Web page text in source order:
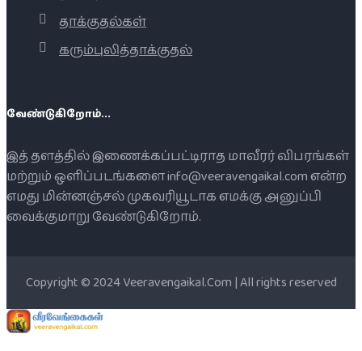
தாக்குதல்கள்
கரும்புலித்தாக்குதல்
வேண்டுகிறோம்...
இத் தளத்தில் இணைக்கப்பட்டிராத மாவீரர் விபரங்கள்
மற்றும் ஒளிப்படங்களை info@veeravengaikal.com என்ற
எமது மின்னஞ்சல் முகவரியூடாக எமக்கு அனுப்பி
வைக்குமாறு வேண்டுகிறோம்.
Copyright © 2024 Veeravengaikal.Com | All rights reserved